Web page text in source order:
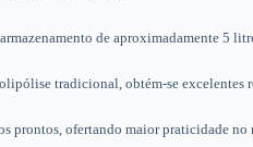
de aproximadamente 5
tradicional, obtém-se
ofertando maior praticidade no